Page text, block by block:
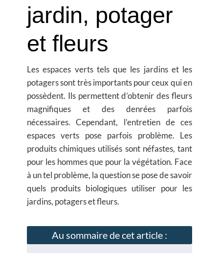
jardin, potager
et fleurs
Les espaces verts tels que les jardins et les
potagers sont très importants pour ceux qui en
possèdent. Ils permettent d’obtenir des fleurs
magnifiques et des denrées parfois
nécessaires. Cependant, l’entretien de ces
espaces verts pose parfois problème. Les
produits chimiques utilisés sont néfastes, tant
pour les hommes que pour la végétation. Face
à un tel problème, la question se pose de savoir
quels produits biologiques utiliser pour les
jardins, potagers et fleurs.
Au sommaire de cet article :